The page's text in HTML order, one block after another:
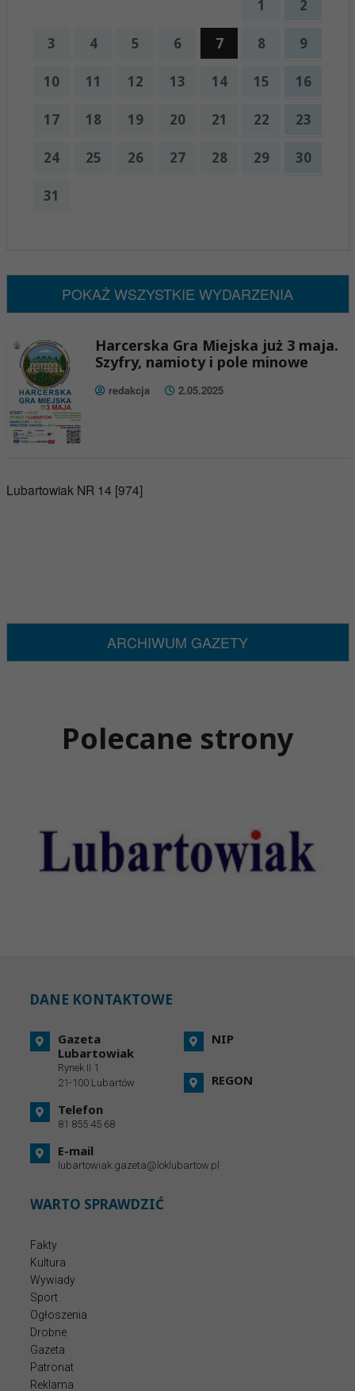
1 2
3 4 5 6 7 8 9
10 11 12 13 14 15 16
17 18 19 20 21 22 23
24 25 26 27 28 29 30
31
POKAŻ WSZYSTKIE WYDARZENIA
Harcerska Gra Miejska już 3 maja.
Szyfry, namioty i pole minowe
redakcja 2.05.2025
Lubartowiak NR 14 [974]
ARCHIWUM GAZETY
Polecane strony
DANE KONTAKTOWE
Gazeta
Lubartowiak
Rynek II 1
21-100 Lubartów
Telefon
81 855 45 68
E-mail
lubartowiak.gazeta@loklubartow.pl
NIP
REGON
WARTO SPRAWDZIĆ
Fakty
Kultura
Wywiady
Sport
Ogłoszenia
Drobne
Gazeta
Patronat
Reklama